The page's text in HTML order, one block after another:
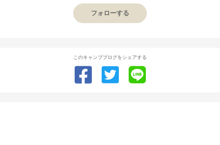
フォローする
このキャンプブログをシェアする